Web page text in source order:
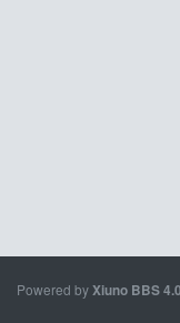
Powered byXiuno BBS